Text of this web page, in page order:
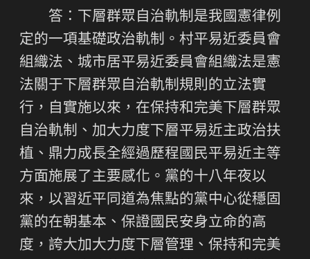
答：下層群眾自治軌制是我國憲律例
定的一項基礎政治軌制。村平易近委員會
組織法、城市居平易近委員會組織法是憲
法關于下層群眾自治軌制規則的立法實
行，自實施以來，在保持和完美下層群眾
自治軌制、加大力度下層平易近主政治扶
植、鼎力成長全經過歷程國民平易近主等
方面施展了主要感化。黨的十八年夜以
來，以習近平同道為焦點的黨中心從穩固
黨的在朝基本、保證國民安身立命的高
度，誇大加大力度下層管理、保持和完美